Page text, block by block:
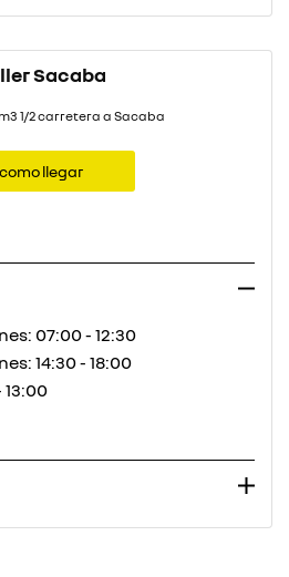
Sacaba
1/2 carretera a Sacaba
como llegar
como llegar
07:00 - 12:30
14:30 - 18:00
13:00